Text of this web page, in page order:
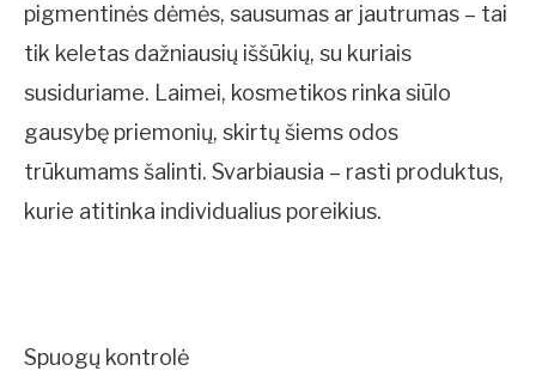
pigmentinės dėmės, sausumas ar jautrumas – tai
tik keletas dažniausių iššūkių, su kuriais
susiduriame. Laimei, kosmetikos rinka siūlo
gausybę priemonių, skirtų šiems odos
trūkumams šalinti. Svarbiausia – rasti produktus,
kurie atitinka individualius poreikius.
Spuogų kontrolė